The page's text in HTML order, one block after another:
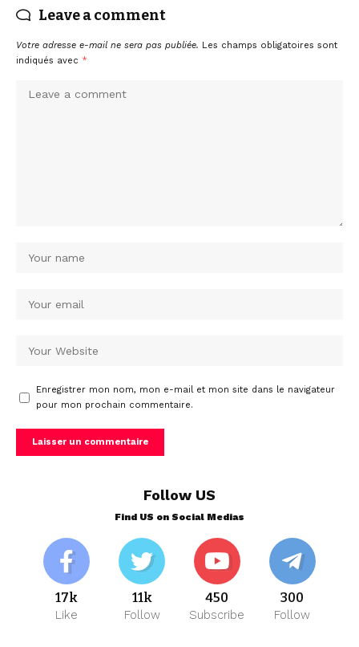
Leave a comment
Votre adresse e-mail ne sera pas publiée. Les champs obligatoires sont
indiqués avec *
Enregistrer mon nom, mon e-mail et mon site dans le navigateur
pour mon prochain commentaire.
Follow US
Find US on Social Medias
17k
Like
11k
Follow
450
Subscribe
300
Follow